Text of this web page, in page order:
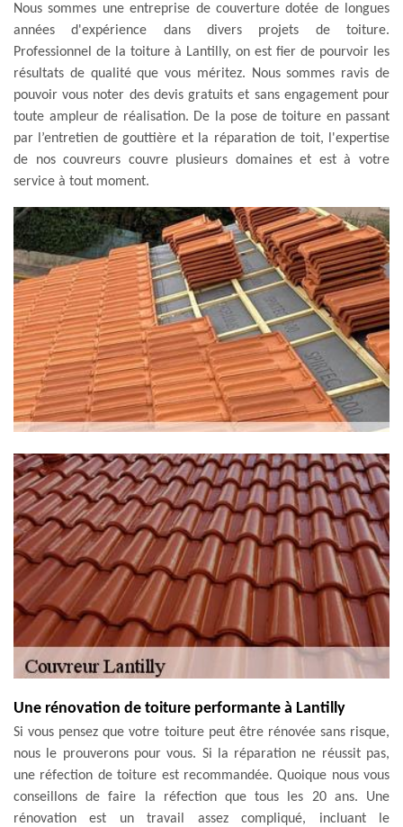
Nous sommes une entreprise de couverture dotée de longues
années d'expérience dans divers projets de toiture.
Professionnel de la toiture à Lantilly, on est fier de pourvoir les
résultats de qualité que vous méritez. Nous sommes ravis de
pouvoir vous noter des devis gratuits et sans engagement pour
toute ampleur de réalisation. De la pose de toiture en passant
par l’entretien de gouttière et la réparation de toit, l'expertise
de nos couvreurs couvre plusieurs domaines et est à votre
service à tout moment.
Une rénovation de toiture performante à Lantilly
Si vous pensez que votre toiture peut être rénovée sans risque,
nous le prouverons pour vous. Si la réparation ne réussit pas,
une réfection de toiture est recommandée. Quoique nous vous
conseillons de faire la réfection que tous les 20 ans. Une
rénovation est un travail assez compliqué, incluant le